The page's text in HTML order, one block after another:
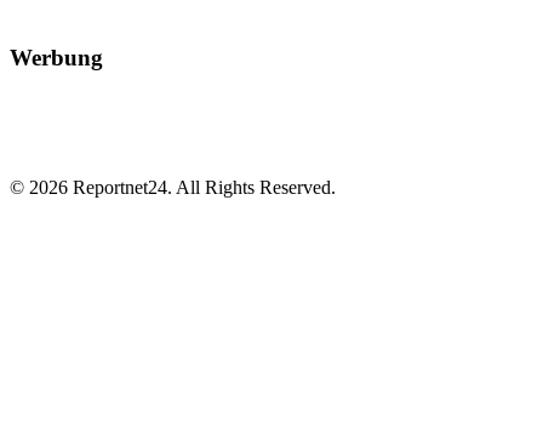
Werbung
© 2026 Reportnet24. All Rights Reserved.